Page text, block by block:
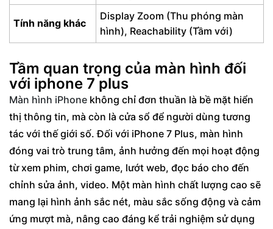
Tính năng khác
Display Zoom (Thu phóng màn
hình), Reachability (Tầm với)
Tầm quan trọng của màn hình đối
với iphone 7 plus
Màn hình iPhone không chỉ đơn thuần là bề mặt hiển
thị thông tin, mà còn là cửa sổ để người dùng tương
tác với thế giới số. Đối với iPhone 7 Plus, màn hình
đóng vai trò trung tâm, ảnh hưởng đến mọi hoạt động
từ xem phim, chơi game, lướt web, đọc báo cho đến
chỉnh sửa ảnh, video. Một màn hình chất lượng cao sẽ
mang lại hình ảnh sắc nét, màu sắc sống động và cảm
ứng mượt mà, nâng cao đáng kể trải nghiệm sử dụng